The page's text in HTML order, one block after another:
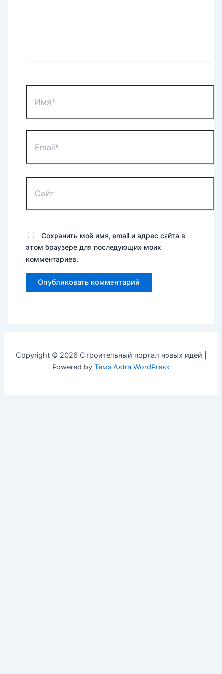
Сохранить моё имя, email и адрес сайта в
этом браузере для последующих моих
комментариев.
Copyright © 2026 Строительный портал новых идей |
Powered by Тема Astra WordPress